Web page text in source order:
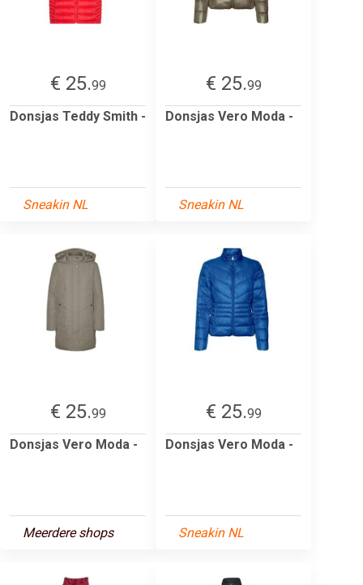
€ 25.99
Donsjas Teddy Smith -
Sneakin NL
€ 25.99
Donsjas Vero Moda -
Sneakin NL
€ 25.99
Donsjas Vero Moda -
Meerdere shops
€ 25.99
Donsjas Vero Moda -
Sneakin NL